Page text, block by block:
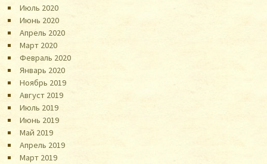
Июль 2020
Июнь 2020
Апрель 2020
Март 2020
Февраль 2020
Январь 2020
Ноябрь 2019
Август 2019
Июль 2019
Июнь 2019
Май 2019
Апрель 2019
Март 2019